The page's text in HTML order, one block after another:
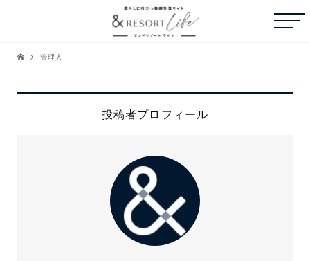
管理人
投稿者プロフィール